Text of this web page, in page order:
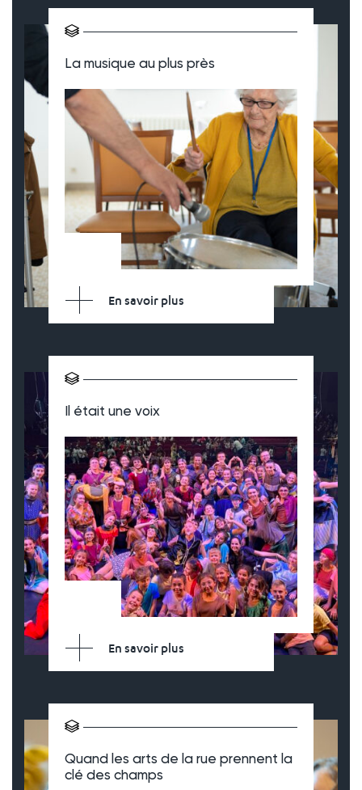
La musique au plus près
En savoir plus
Il était une voix
En savoir plus
Quand les arts de la rue prennent la
clé des champs